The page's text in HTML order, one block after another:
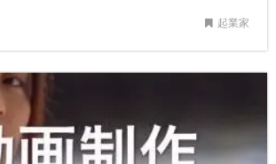
起業家